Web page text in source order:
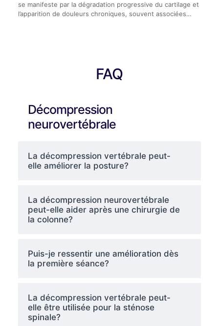
se manifeste par la dégradation progressive du cartilage et
l’apparition de douleurs chroniques, souvent associées…
FAQ
Décompression
neurovertébrale
La décompression vertébrale peut-
elle améliorer la posture?
La décompression neurovertébrale
peut-elle aider après une chirurgie de
la colonne?
Puis-je ressentir une amélioration dès
la première séance?
La décompression vertébrale peut-
elle être utilisée pour la sténose
spinale?